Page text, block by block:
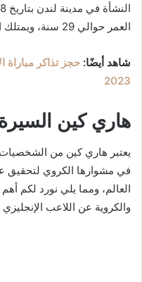
العمر حوالي 29 سنة، ويمتلك الجنسية الإنجليزية.
شاهد أيضًا: حجز تذاكر مباراة
2023
هاري كين السيرة
يعتبر هاري كين من الشخصيات
في مشوارها الكروي لتحقيق
العالم، ومما يلي نورد لكم
والكروية عن اللاعب